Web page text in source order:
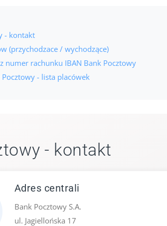
- kontakt
(przychodzace / wychodzące)
numer rachunku IBAN Bank Pocztowy
Pocztowy - lista placówek
- kontakt
Adres centrali
Bank Pocztowy S.A.
ul. Jagiellońska 17